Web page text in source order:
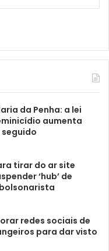
da Penha: a lei
aumenta
tirar do ar site
‘hub’ de
redes sociais de
para dar visto